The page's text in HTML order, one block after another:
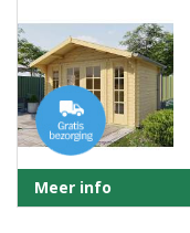
Meer info